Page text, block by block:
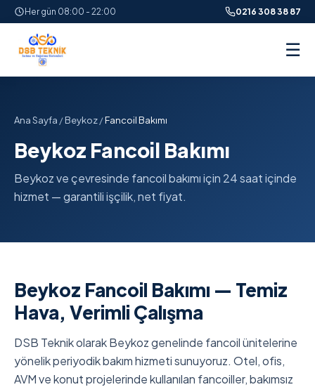
Her gün 08:00 - 22:00 0216 308 38 87
☰
Ana Sayfa /Beykoz/Fancoil Bakımı
Beykoz Fancoil Bakımı
Beykoz ve çevresinde fancoil bakımı için 24 saat içinde
hizmet — garantili işçilik, net fiyat.
Beykoz Fancoil Bakımı — Temiz
Hava, Verimli Çalışma
DSB Teknik olarak Beykoz genelinde fancoil ünitelerine
yönelik periyodik bakım hizmeti sunuyoruz. Otel, ofis,
AVM ve konut projelerinde kullanılan fancoiller, bakımsız